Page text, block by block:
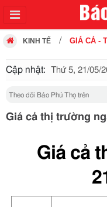
KINH TẾ GIÁ CẢ -
Cập nhật: Thứ 5, 21/05/
Theo dõi Báo Phú Thọ trên
Giá cả thị trường
Giá cả